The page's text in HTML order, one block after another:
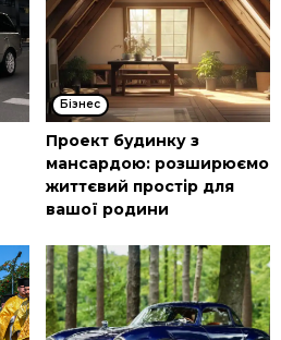
Бізнес
Проект будинку з
мансардою: розширюємо
життєвий простір для
вашої родини